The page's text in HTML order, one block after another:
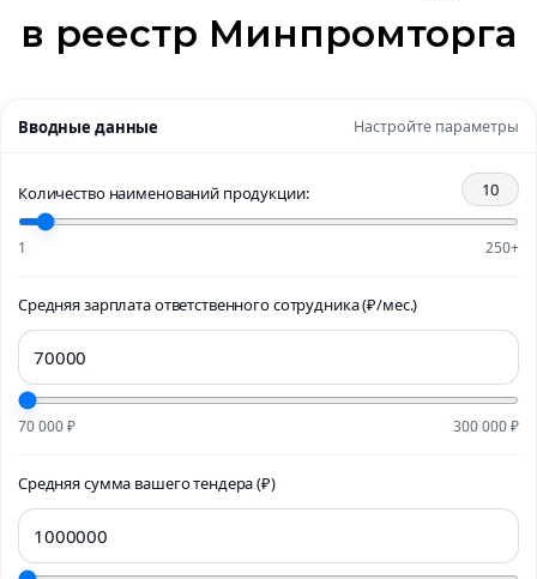
в реестр Минпромторга
Вводные данные Настройте параметры
Количество наименований продукции: 10
1 250+
Средняя зарплата ответственного сотрудника (₽/мес.)
70 000 ₽ 300 000 ₽
Средняя сумма вашего тендера (₽)